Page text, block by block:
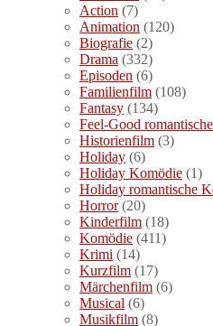
Action (7)
Animation (120)
Biografie (2)
Drama (332)
Episoden (6)
Familienfilm (108)
Fantasy (134)
Feel-Good
Historienfilm (3)
Holiday (6)
Holiday Komödie (1)
Holiday romantische
Horror(20)
Kinderfilm (18)
Komödie (411)
Krimi (14)
Kurzfilm (17)
Märchenfilm (6)
Musical (6)
Musikfilm (8)